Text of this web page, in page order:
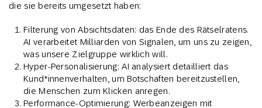
die sie bereits umgesetzt haben:
Filterung von Absichtsdaten: das Ende des Rätselratens.
AI verarbeitet Milliarden von Signalen, um uns zu zeigen,
was unsere Zielgruppe wirklich will.
Hyper-Personalisierung: AI analysiert detailliert das
Kund*innenverhalten, um Botschaften bereitzustellen,
die Menschen zum Klicken anregen.
Performance-Optimierung: Werbeanzeigen mit